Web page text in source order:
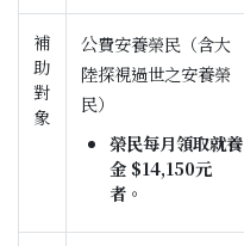
補
助
對
象
公費安養榮民（含大
陸探視過世之安養榮
民）
榮民每月領取就養
金 $14,150元
者。